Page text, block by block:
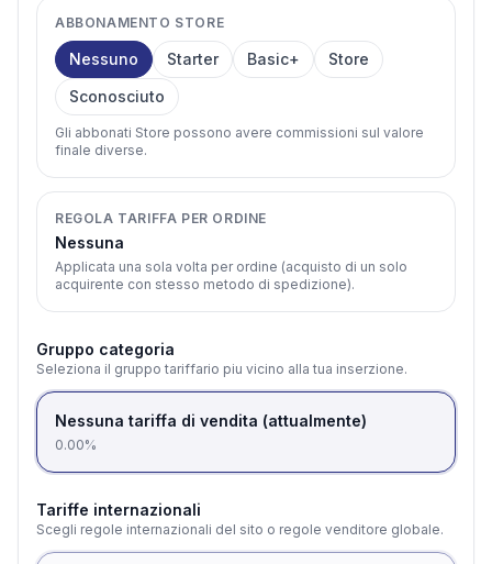
ABBONAMENTO STORE
Nessuno Starter Basic+
Store
Sconosciuto
Gli abbonati Store possono avere commissioni sul valore
finale diverse.
REGOLA TARIFFA PER ORDINE
Nessuna
Applicata una sola volta per ordine (acquisto di un solo
acquirente con stesso metodo di spedizione).
Gruppo categoria
Seleziona il gruppo tariffario piu vicino alla tua inserzione.
Nessuna tariffa di vendita (attualmente)
0.00%
Tariffe internazionali
Scegli regole internazionali del sito o regole venditore globale.